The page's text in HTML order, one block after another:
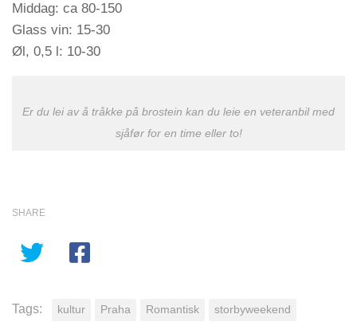
Middag: ca 80-150
Glass vin: 15-30
Øl, 0,5 l: 10-30
Er du lei av å tråkke på brostein kan du leie en veteranbil med
sjåfør for en time eller to!
SHARE
Tags: kultur Praha Romantisk storbyweekend